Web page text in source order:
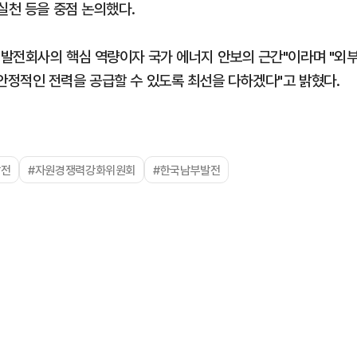
등을 중점 논의했다.
전회사의 핵심 역량이자 국가 에너지 안보의 근간"이라며 "외
적인 전력을 공급할 수 있도록 최선을 다하겠다"고 밝혔다.
#자원경쟁력강화위원회 #한국남부발전